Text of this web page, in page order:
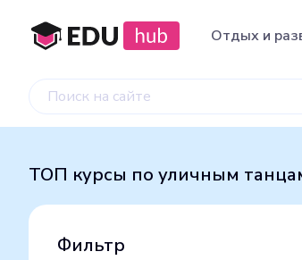
Отдых и
ТОП курсы по уличным
Фильтр